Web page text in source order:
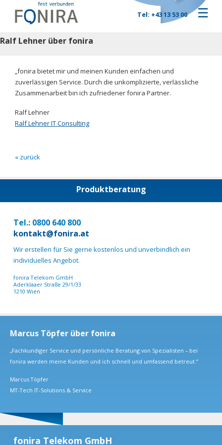
☰
Tel: +43 13 53 00
fonira Telekom GmbH
Ralf Lehner über fonira
„fonira bietet mir und meinen Kunden einfachen und
zuverlässigen Service. Durch die unkomplizierte, verlässliche
Zusammenarbeit bin ich zufriedener fonira Partner.
Ralf Lehner
Ralf Lehner IT Consulting
« zurück
Produktberatung
Tel.: 0800 640 800
kontakt@fonira.at
Wir erstellen für Sie gerne kostenlos und unverbindlich ein
individuelles Angebot.
fonira Telekom GmbH
Aderklaaer Straße 29/1/33
1210 Wien
Marcus Töpfer über fonira
„Fachkundiger Service und persönliche Beratung von Spezialisten – bei
fonira werden meine Kunden und ich schnell und umfassend betreut.“
Marcus Töpfer
MT-Tech IT-Solutions & Service